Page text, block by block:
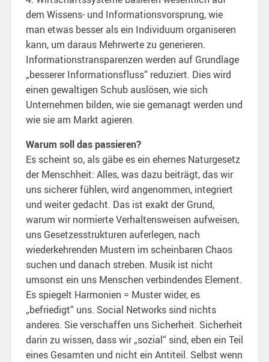
dem Wissens- und Informationsvorsprung, wie
man etwas besser als ein Individuum organiseren
kann, um daraus Mehrwerte zu generieren.
Informationstransparenzen werden auf Grundlage
„besserer Informationsfluss“ reduziert. Dies wird
einen gewaltigen Schub auslösen, wie sich
Unternehmen bilden, wie sie gemanagt werden und
wie sie am Markt agieren.
Warum soll das passieren?
Es scheint so, als gäbe es ein ehernes Naturgesetz
der Menschheit: Alles, was dazu beiträgt, das wir
uns sicherer fühlen, wird angenommen, integriert
und weiter gedacht. Das ist exakt der Grund,
warum wir normierte Verhaltensweisen aufweisen,
uns Gesetzesstrukturen auferlegen, nach
wiederkehrenden Mustern im scheinbaren Chaos
suchen und danach streben. Musik ist nicht
umsonst ein uns Menschen verbindendes Element.
Es spiegelt Harmonien = Muster wider, es
„befriedigt“ uns. Social Networks sind nichts
anderes. Sie verschaffen uns Sicherheit. Sicherheit
darin zu wissen, dass wir „sozial“ sind, eben ein Teil
eines Gesamten und nicht ein Antiteil. Selbst wenn